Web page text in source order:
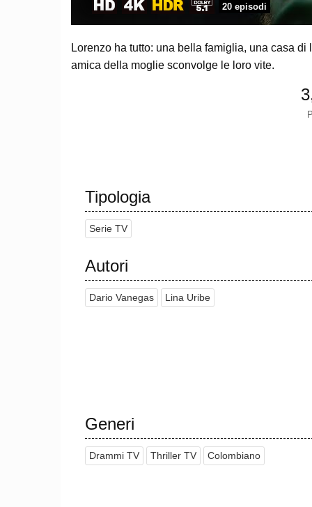
20 episodi
Lorenzo ha tutto: una bella famiglia, una casa
amica della moglie sconvolge le loro vite.
Tipologia
Serie TV
Autori
Dario Vanegas Lina Uribe
Generi
Drammi TV Thriller TV Colombiano